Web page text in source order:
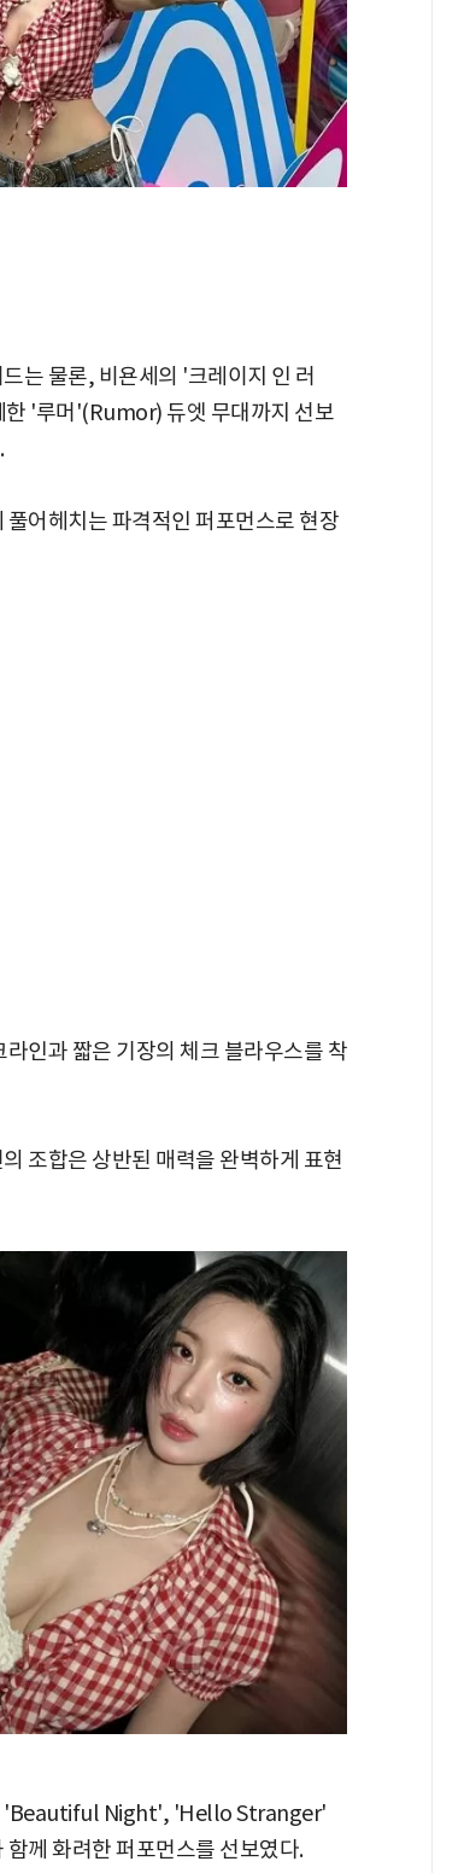
는 물론, 비욘세의 '크레이지 인 러
'루머'(Rumor) 듀엣 무대까지 선보
어헤치는 파격적인 퍼포먼스로 현장
인과 짧은 기장의 체크 블라우스를 착
조합은 상반된 매력을 완벽하게 표현
'Beautiful Night', 'Hello Stranger'
께 화려한 퍼포먼스를 선보였다.